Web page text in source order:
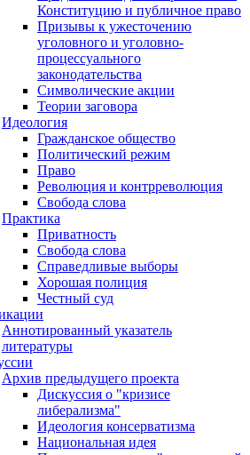
Конституцию и публичное право
Призывы к ужесточению
уголовного и уголовно-
процессуального
законодательства
Символические акции
Теории заговора
Идеология
Гражданское общество
Политический режим
Право
Революция и контрреволюция
Свобода слова
Практика
Приватность
Свобода слова
Справедливые выборы
Хорошая полиция
Честный суд
Аннотированный указатель
литературы
Архив предыдущего проекта
Дискуссия о "кризисе
либерализма"
Идеология консерватизма
Национальная идея